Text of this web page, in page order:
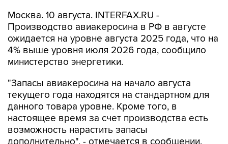
Москва. 10 августа. INTERFAX.RU -
Производство авиакеросина в РФ в августе
ожидается на уровне августа 2025 года, что на
4% выше уровня июля 2026 года, сообщило
министерство энергетики.
"Запасы авиакеросина на начало августа
текущего года находятся на стандартном для
данного товара уровне. Кроме того, в
настоящее время за счет производства есть
возможность нарастить запасы